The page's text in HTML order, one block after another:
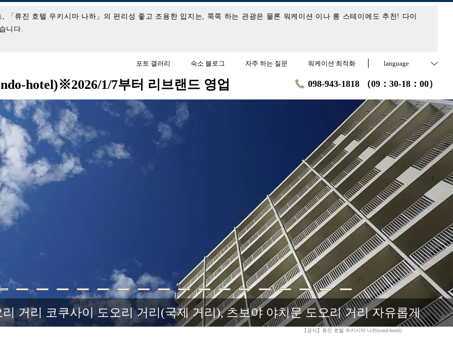
「류진 호텔 우키시마 나하」의 편리성 좋고 조용한 입지는, 쭉쭉 하는 관광은 물론 워케이션 이나 롱 스테이에도 추천! 다이
니다.
포토 갤러리 숙소 블로그 자주 하는 질문 워케이션 최적화 language
hotel)※2026/1/7부터 리브랜드 영업 098-943-1818 （09：30-18：00）
거리 코쿠사이 도오리 거리(국제 거리), 츠보야 야치문 도오리 거리 자유롭게
【공식】류진 호텔 우키시마 나하(cond-hotel)